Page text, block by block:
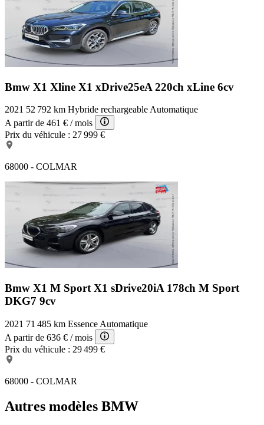
Bmw X1 Xline X1 xDrive25eA 220ch xLine 6cv
2021 52 792 km Hybride rechargeable Automatique
A partir de 461 € / mois
Prix du véhicule : 27 999 €
68000 - COLMAR
Bmw X1 M Sport X1 sDrive20iA 178ch M Sport
DKG7 9cv
2021 71 485 km Essence Automatique
A partir de 636 € / mois
Prix du véhicule : 29 499 €
68000 - COLMAR
Autres modèles BMW